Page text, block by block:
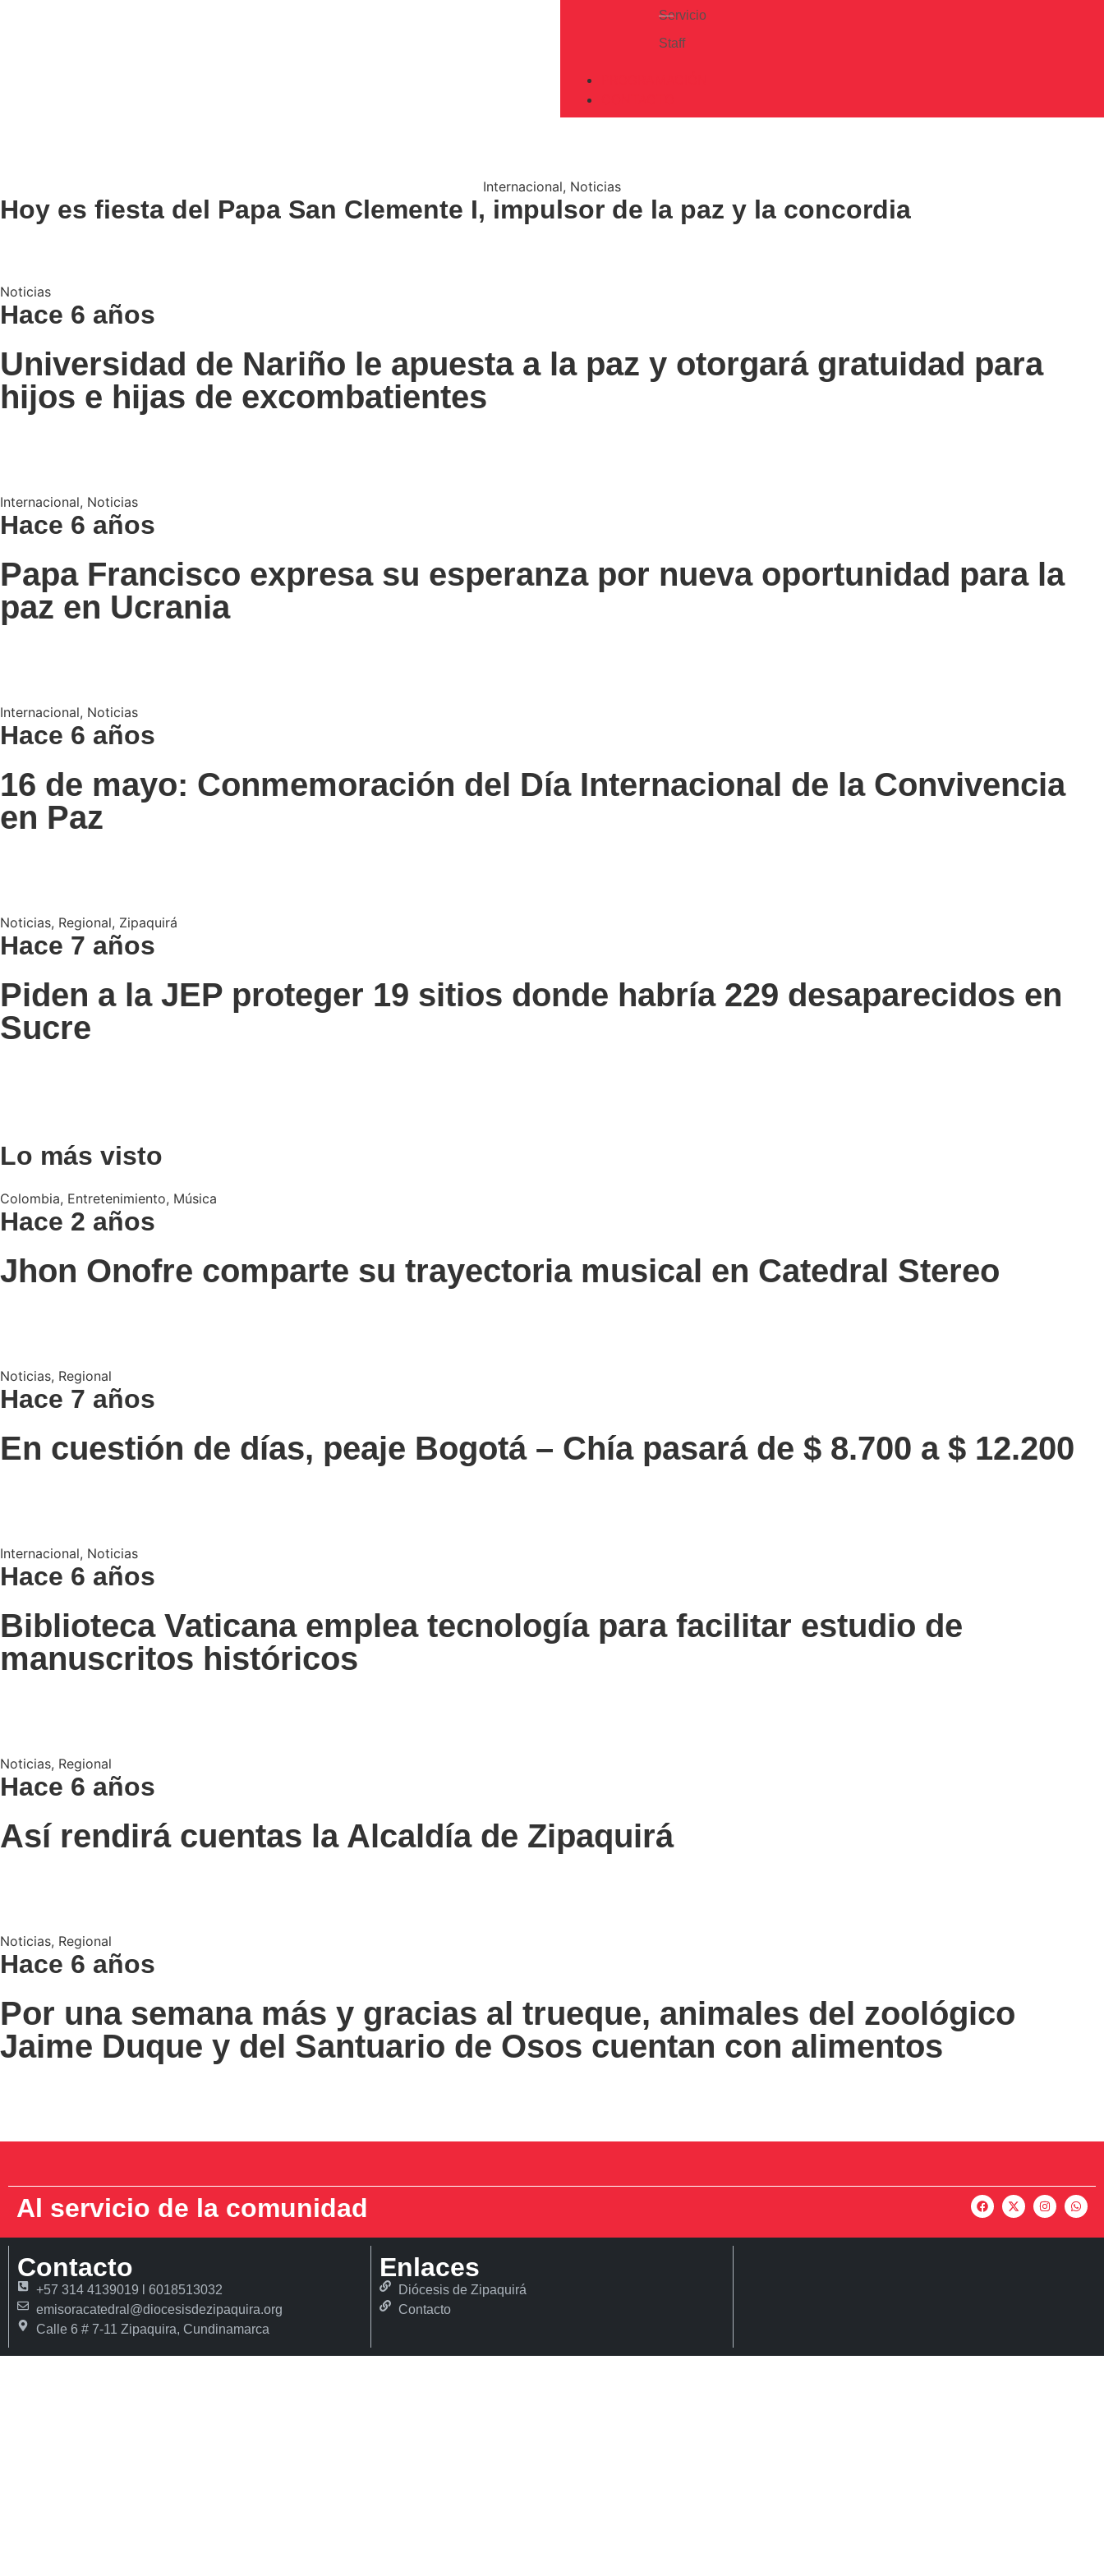
Servicio
Staff
Internacional, Noticias
Hoy es fiesta del Papa San Clemente I, impulsor de la paz y la concordia
Noticias
Hace 6 años
Universidad de Nariño le apuesta a la paz y otorgará gratuidad para
hijos e hijas de excombatientes
Internacional, Noticias
Hace 6 años
Papa Francisco expresa su esperanza por nueva oportunidad para la
paz en Ucrania
Internacional, Noticias
Hace 6 años
16 de mayo: Conmemoración del Día Internacional de la Convivencia
en Paz
Noticias, Regional, Zipaquirá
Hace 7 años
Piden a la JEP proteger 19 sitios donde habría 229 desaparecidos en
Sucre
Lo más visto
Colombia, Entretenimiento, Música
Hace 2 años
Jhon Onofre comparte su trayectoria musical en Catedral Stereo
Noticias, Regional
Hace 7 años
En cuestión de días, peaje Bogotá – Chía pasará de $ 8.700 a $ 12.200
Internacional, Noticias
Hace 6 años
Biblioteca Vaticana emplea tecnología para facilitar estudio de
manuscritos históricos
Noticias, Regional
Hace 6 años
Así rendirá cuentas la Alcaldía de Zipaquirá
Noticias, Regional
Hace 6 años
Por una semana más y gracias al trueque, animales del zoológico
Jaime Duque y del Santuario de Osos cuentan con alimentos
Al servicio de la comunidad
Contacto
+57 314 4139019 l 6018513032
emisoracatedral@diocesisdezipaquira.org
Calle 6 # 7-11 Zipaquira, Cundinamarca
Enlaces
Diócesis de Zipaquirá
Contacto